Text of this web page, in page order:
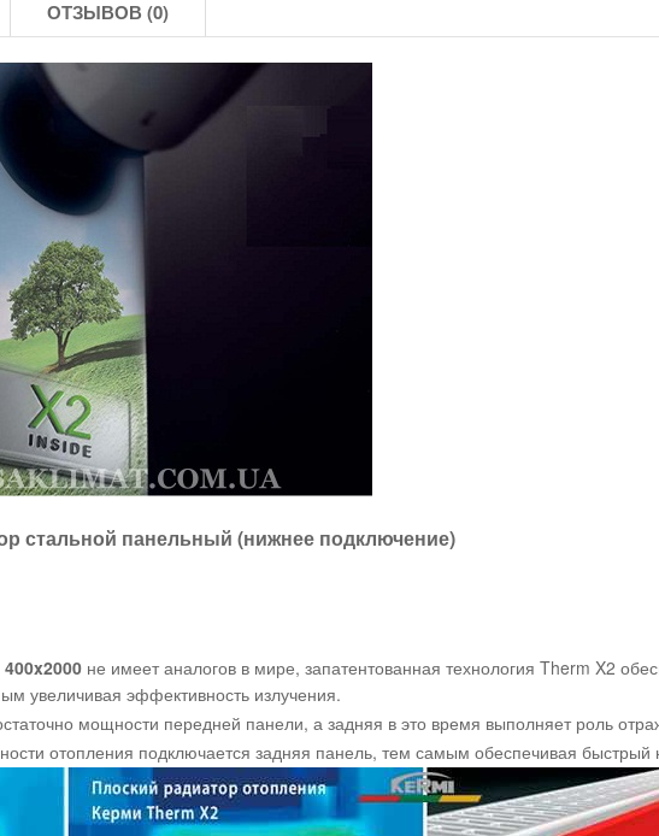
ОТЗЫВОВ (0)
стальной панельный (нижнее подключение)
не имеет аналогов в мире, запатентованная технология Therm X2
увеличивая эффективность излучения.
мощности передней панели, а задняя в это время выполняет роль
отопления подключается задняя панель, тем самым обеспечивая